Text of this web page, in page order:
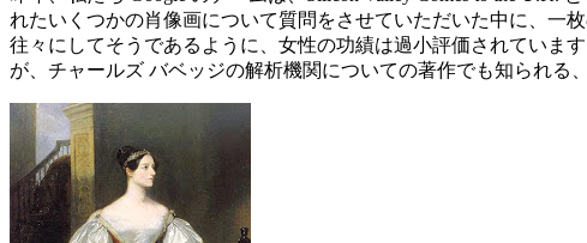
れたいくつかの肖像画について質問をさせていただいた中に、一
往々にしてそうであるように、女性の功績は過小評価されていま
が、チャールズ バベッジの解析機関についての著作でも知られ